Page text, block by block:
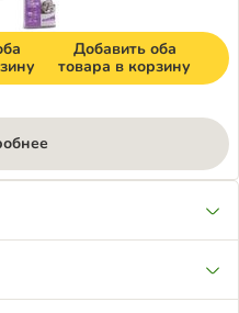
Добавить оба
товара в корзину